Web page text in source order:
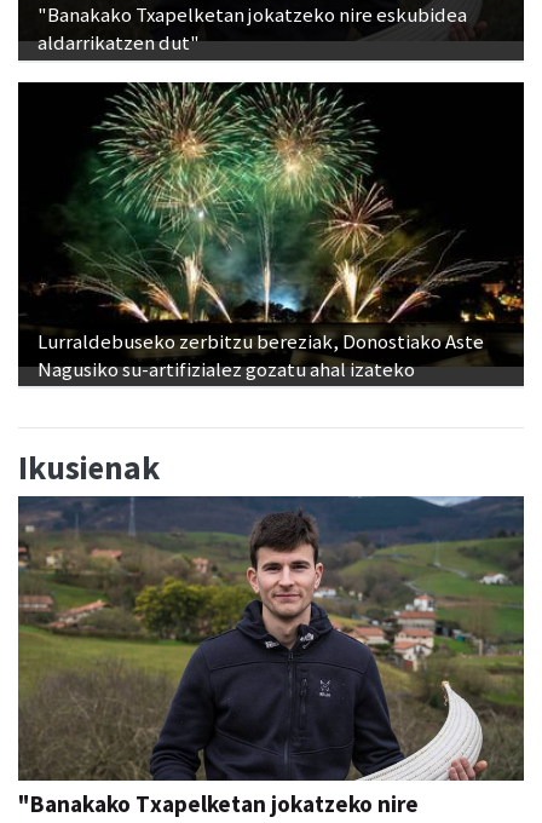
"Banakako Txapelketan jokatzeko nire eskubidea
aldarrikatzen dut"
Lurraldebuseko zerbitzu bereziak, Donostiako Aste
Nagusiko su-artifizialez gozatu ahal izateko
Ikusienak
"Banakako Txapelketan jokatzeko nire